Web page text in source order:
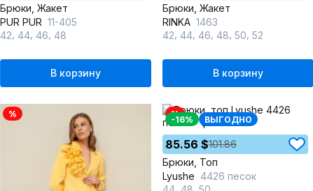
Брюки, Жакет
PUR PUR 11-405
42 44 46 48
В корзину
Брюки, Жакет
RINKA 1463
42 44 46 48 50 52
В корзину
% %
-16% ВЫГОДНО
85.56 $101.86
Брюки, Топ
Lyushe 4426 песок